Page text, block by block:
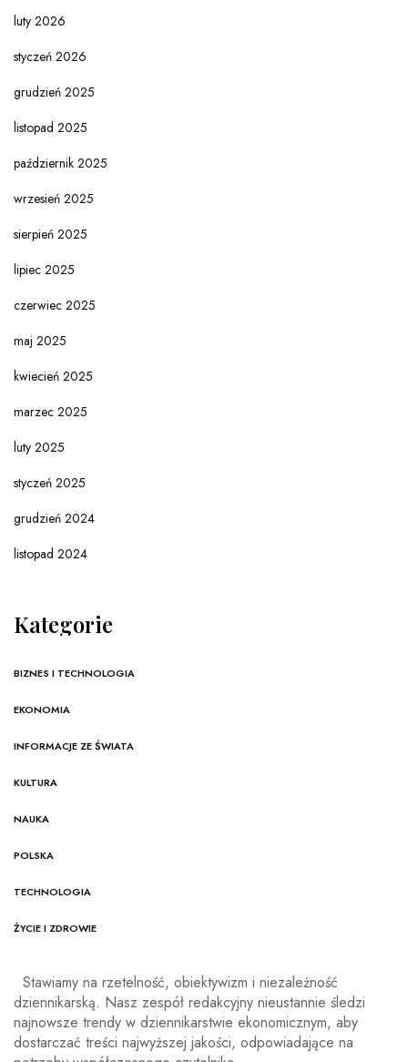
luty 2026
styczeń 2026
grudzień 2025
listopad 2025
październik 2025
wrzesień 2025
sierpień 2025
lipiec 2025
czerwiec 2025
maj 2025
kwiecień 2025
marzec 2025
luty 2025
styczeń 2025
grudzień 2024
listopad 2024
Kategorie
BIZNES I TECHNOLOGIA
EKONOMIA
INFORMACJE ZE ŚWIATA
KULTURA
NAUKA
POLSKA
TECHNOLOGIA
ŻYCIE I ZDROWIE
Stawiamy na rzetelność, obiektywizm i niezależność
dziennikarską. Nasz zespół redakcyjny nieustannie śledzi
najnowsze trendy w dziennikarstwie ekonomicznym, aby
dostarczać treści najwyższej jakości, odpowiadające na